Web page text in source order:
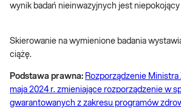
wynik badań nieinwazyjnych jest
Skierowanie na wymienione badania
ciążę.
Podstawa prawna: Rozporządzenie Ministra
maja 2024 r. zmieniające rozporządzenie w
gwarantowanych z zakresu programów